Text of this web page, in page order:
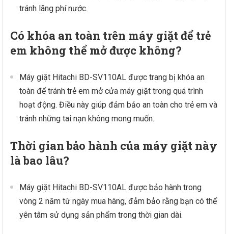
tránh lãng phí nước.
Có khóa an toàn trên máy giặt để trẻ
em không thể mở được không?
Máy giặt Hitachi BD-SV110AL được trang bị khóa an
toàn để tránh trẻ em mở cửa máy giặt trong quá trình
hoạt động. Điều này giúp đảm bảo an toàn cho trẻ em và
tránh những tai nạn không mong muốn.
Thời gian bảo hành của máy giặt này
là bao lâu?
Máy giặt Hitachi BD-SV110AL được bảo hành trong
vòng 2 năm từ ngày mua hàng, đảm bảo rằng bạn có thể
yên tâm sử dụng sản phẩm trong thời gian dài.